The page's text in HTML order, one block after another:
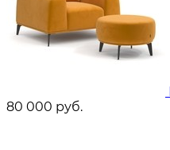
80 000 руб.